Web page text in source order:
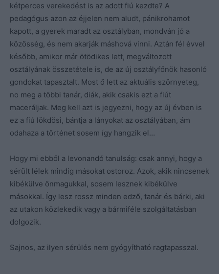
kétperces verekedést is az adott fiú kezdte? A
pedagógus azon az éjjelen nem aludt, pánikrohamot
kapott, a gyerek maradt az osztályban, mondván jó a
közösség, és nem akarják máshová vinni. Aztán fél évvel
később, amikor már ötödikes lett, megváltozott
osztályának összetétele is, de az új osztályfőnök hasonló
gondokat tapasztalt. Most ő lett az aktuális szörnyeteg,
no meg a többi tanár, diák, akik csakis ezt a fiút
maceráljak. Meg kell azt is jegyezni, hogy az új évben is
ez a fiú lökdösi, bántja a lányokat az osztályában, ám
odahaza a történet sosem így hangzik el…
Hogy mi ebből a levonandó tanulság: csak annyi, hogy a
sérült lélek mindig másokat ostoroz. Azok, akik nincsenek
kibékülve önmagukkal, sosem lesznek kibékülve
másokkal. Így lesz rossz minden edző, tanár és bárki, aki
az utakon közlekedik vagy a bármiféle szolgáltatásban
dolgozik.
Sajnos, az ilyen sérülés nem gyógyítható ragtapasszal.